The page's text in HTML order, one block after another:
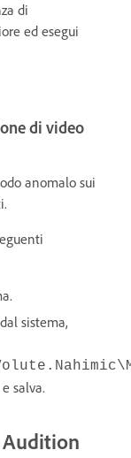
di
ed esegui
di video
anomalo sui
sistema,
salva.